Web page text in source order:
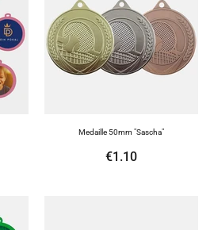
Medaille 50mm "Sascha"
€1.10